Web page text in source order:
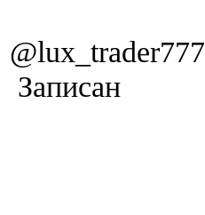
@lux_trader777
Записан